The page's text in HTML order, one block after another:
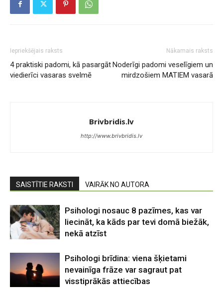
Iepriekšējais raksts
4 praktiski padomi, kā pasargāt
viedierīci vasaras svelmē
Nākamais raksts
Noderīgi padomi veselīgiem un
mirdzošiem MATIEM vasarā
Brivbridis.lv
http://www.brivbridis.lv
SAISTĪTIE RAKSTI VAIRĀK NO AUTORA
Psihologi nosauc 8 pazīmes, kas var
liecināt, ka kāds par tevi domā biežāk,
nekā atzīst
Psihologi brīdina: viena šķietami
nevainīga frāze var sagraut pat
visstiprākās attiecības